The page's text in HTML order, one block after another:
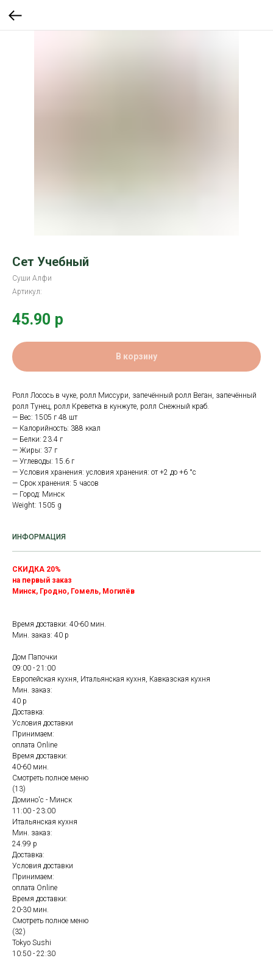
Сет Учебный
Суши Алфи
Артикул:
45.90 р
В корзину
Ролл Лосось в чуке, ролл Миссури, запечённый ролл Веган, запечённый
ролл Тунец, ролл Креветка в кунжуте, ролл Снежный краб.
— Вес: 1505 г 48 шт
— Калорийность: 388 ккал
— Белки: 23.4 г
— Жиры: 37 г
— Углеводы: 15.6 г
— Условия хранения: условия хранения: от +2 до +6 °с
— Срок хранения: 5 часов
— Город: Минск
Weight: 1505 g
ИНФОРМАЦИЯ
СКИДКА 20%
на первый заказ
Минск, Гродно, Гомель, Могилёв
Время доставки: 40-60 мин.
Мин. заказ: 40 р
Дом Папочки
09:00 - 21:00
Европейская кухня, Итальянская кухня, Кавказская кухня
Мин. заказ:
40 р
Доставка:
Условия доставки
Принимаем:
оплата Online
Время доставки:
40-60 мин.
Смотреть полное меню
(13)
Домино'с - Минск
11:00 - 23:00
Итальянская кухня
Мин. заказ:
24.99 р
Доставка:
Условия доставки
Принимаем:
оплата Online
Время доставки:
20-30 мин.
Смотреть полное меню
(32)
Tokyo Sushi
10:50 - 22:30